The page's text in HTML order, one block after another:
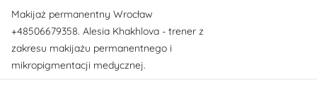
Przejdź
do
treści
Makijaż permanentny Wrocław
+48506679358. Alesia Khakhlova - trener z
zakresu makijażu permanentnego i
mikropigmentacji medycznej.